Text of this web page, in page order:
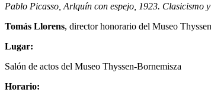
Pablo Picasso, Arlquín con espejo, 1923. Clasicismo
Tomás Llorens, director honorario del Museo
Lugar:
Salón de actos del Museo Thyssen-Bornemisza
Horario: